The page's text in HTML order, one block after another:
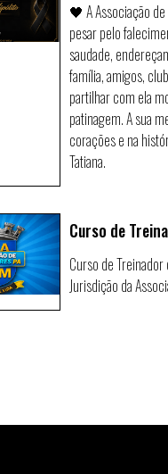
🖤 A Associação
pesar pelo
saudade,
família, amigos,
partilhar com ela
patinagem. A sua
corações e na
Tatiana.
Curso de
Curso de Treinador
Jurisdição da